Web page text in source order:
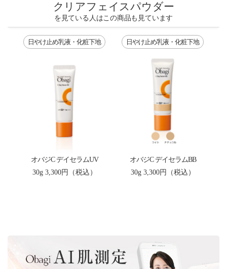
クリアフェイスパウダー
を見ている人はこの商品も見ています
日やけ止め乳液・化粧下地
オバジC デイセラムUV
30g 3,300円（税込）
日やけ止め乳液・化粧下地
オバジC デイセラムBB
30g 3,300円（税込）